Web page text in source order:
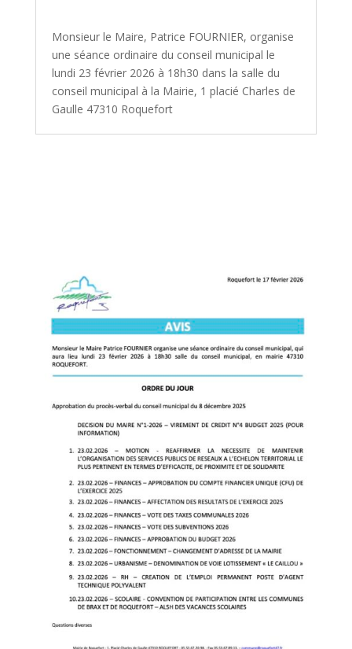
Monsieur le Maire, Patrice FOURNIER, organise
une séance ordinaire du conseil municipal le
lundi 23 février 2026 à 18h30 dans la salle du
conseil municipal à la Mairie, 1 placié Charles de
Gaulle 47310 Roquefort